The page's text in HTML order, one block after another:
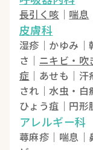
長引く咳 ｜ 喘息
皮膚科
湿疹｜かゆみ
さ｜ ニキビ・吹
症 ｜あせも｜
され｜水虫・白
ひょう疽｜円形
アレルギー科
蕁麻疹｜喘息